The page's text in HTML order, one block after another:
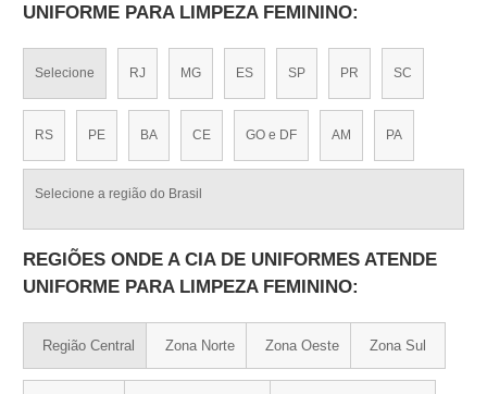
UNIFORME PARA LIMPEZA FEMININO:
Selecione RJ MG ES SP PR SC
RS PE BA CE GO e DF AM PA
Selecione a região do Brasil
REGIÕES ONDE A CIA DE UNIFORMES ATENDE
UNIFORME PARA LIMPEZA FEMININO:
Região Central Zona Norte Zona Oeste Zona Sul